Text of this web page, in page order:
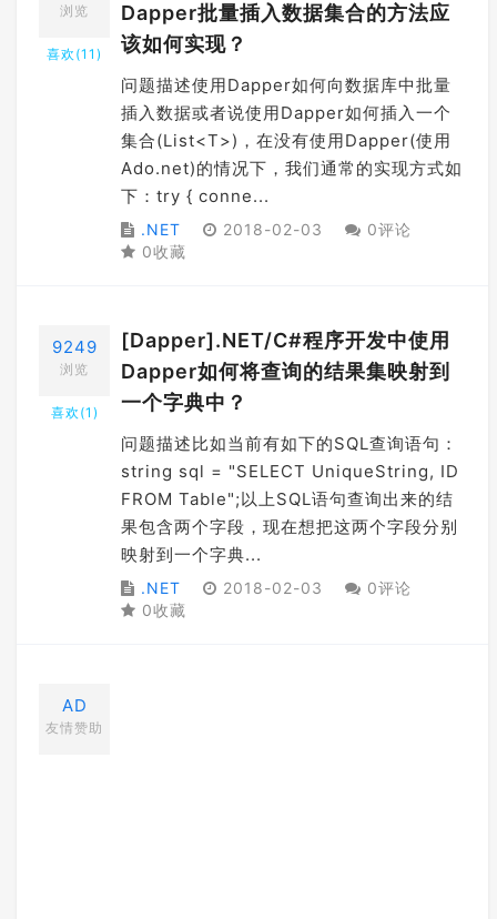
浏览
喜欢(11 )
Dapper批量插入数据集合的方法应
该如何实现？
问题描述使用Dapper如何向数据库中批量
插入数据或者说使用Dapper如何插入一个
集合(List<T>)，在没有使用Dapper(使用
Ado.net)的情况下，我们通常的实现方式如
下：try { conne...
.NET 2018-02-03
0评论
0收藏
9249
浏览
喜欢(1 )
[Dapper].NET/C#程序开发中使用
Dapper如何将查询的结果集映射到
一个字典中？
问题描述比如当前有如下的SQL查询语句：
string sql = "SELECT UniqueString, ID
FROM Table";以上SQL语句查询出来的结
果包含两个字段，现在想把这两个字段分别
映射到一个字典...
.NET 2018-02-03
0评论
0收藏
AD
友情赞助